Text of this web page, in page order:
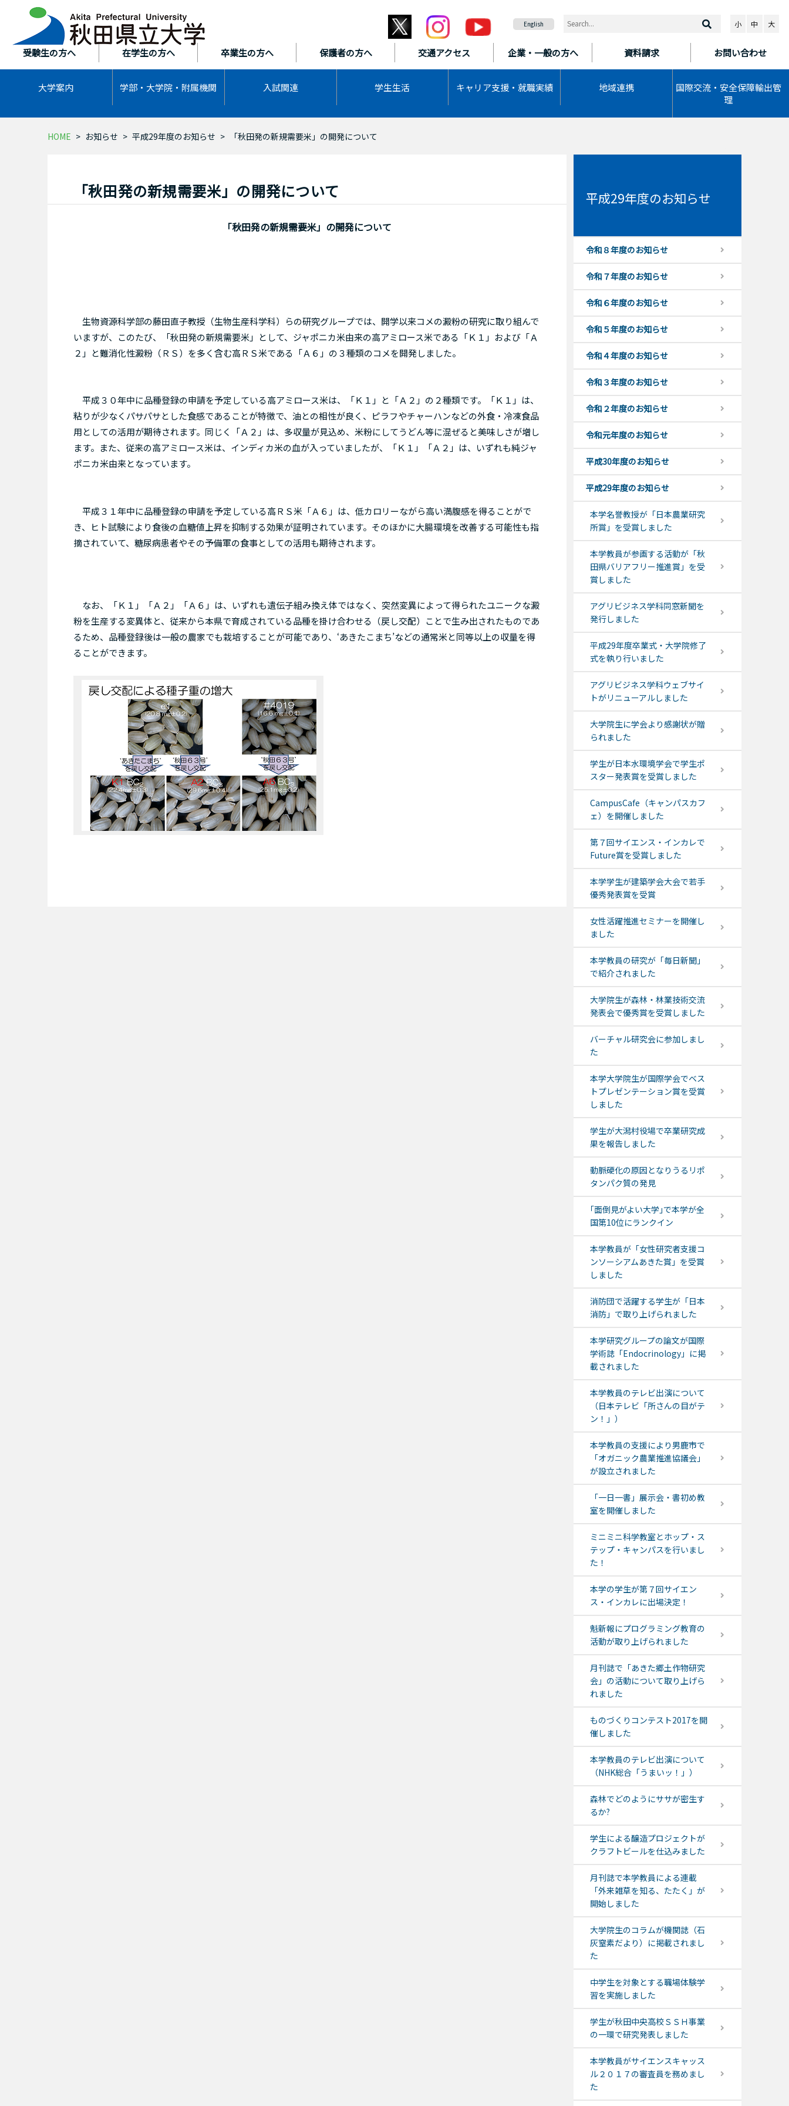
受験生の方へ 在学生の方へ 卒業生の方へ 保護者の方へ 交通アクセス 企業・一般の方へ 資料請求 お問い合わせ
大学案内 学部・大学院・ 附属機関 入試関連 学生生活 キャリア支援・ 就職実績 地域連携
国際交流・安全保障輸出管
理
English 小 中 大
HOME お知らせ 平成29年度のお知らせ 「秋田発の新規需要米」の開発について
「秋田発の新規需要米」の開発について
「秋田発の新規需要米」の開発について
生物資源科学部の藤田直子教授（生物生産科学科）らの研究グループでは、開学以来コメの澱粉の研究に取り組んで
いますが、このたび、「秋田発の新規需要米」として、ジャポニカ米由来の高アミロース米である「Ｋ１」および「Ａ
２」と難消化性澱粉（ＲＳ）を多く含む高ＲＳ米である「Ａ６」の３種類のコメを開発しました。
平成３０年中に品種登録の申請を予定している高アミロース米は、「Ｋ１」と「Ａ２」の２種類です。「Ｋ１」は、
粘りが少なくパサパサとした食感であることが特徴で、油との相性が良く、ピラフやチャーハンなどの外食・冷凍食品
用としての活用が期待されます。同じく「Ａ２」は、多収量が見込め、米粉にしてうどん等に混ぜると美味しさが増し
ます。また、従来の高アミロース米は、インディカ米の血が入っていましたが、「Ｋ１」「Ａ２」は、いずれも純ジャ
ポニカ米由来となっています。
平成３１年中に品種登録の申請を予定している高ＲＳ米「Ａ６」は、低カロリーながら高い満腹感を得ることがで
き、ヒト試験により食後の血糖値上昇を抑制する効果が証明されています。そのほかに大腸環境を改善する可能性も指
摘されていて、糖尿病患者やその予備軍の食事としての活用も期待されます。
なお、「Ｋ１」「Ａ２」「Ａ６」は、いずれも遺伝子組み換え体ではなく、突然変異によって得られたユニークな澱
粉を生産する変異体と、従来から本県で育成されている品種を掛け合わせる（戻し交配）ことで生み出されたものであ
るため、品種登録後は一般の農家でも栽培することが可能であり、‘あきたこまち’などの通常米と同等以上の収量を得
ることができます。
平成29年度のお知らせ
令和８年度のお知らせ
令和７年度のお知らせ
令和６年度のお知らせ
令和５年度のお知らせ
令和４年度のお知らせ
令和３年度のお知らせ
令和２年度のお知らせ
令和元年度のお知らせ
平成30年度のお知らせ
平成29年度のお知らせ
本学名誉教授が「日本農業研究
所賞」を受賞しました
本学教員が参画する活動が「秋
田県バリアフリー推進賞」を受
賞しました
アグリビジネス学科同窓新聞を
発行しました
平成29年度卒業式・大学院修了
式を執り行いました
アグリビジネス学科ウェブサイ
トがリニューアルしました
大学院生に学会より感謝状が贈
られました
学生が日本水環境学会で学生ポ
スター発表賞を受賞しました
CampusCafe（キャンパスカフ
ェ）を開催しました
第７回サイエンス・インカレで
Future賞を受賞しました
本学学生が建築学会大会で若手
優秀発表賞を受賞
女性活躍推進セミナーを開催し
ました
本学教員の研究が「毎日新聞」
で紹介されました
大学院生が森林・林業技術交流
発表会で優秀賞を受賞しました
バーチャル研究会に参加しまし
た
本学大学院生が国際学会でベス
トプレゼンテーション賞を受賞
しました
学生が大潟村役場で卒業研究成
果を報告しました
動脈硬化の原因となりうるリポ
タンパク質の発見
｢面倒見がよい大学｣で本学が全
国第10位にランクイン
本学教員が「女性研究者支援コ
ンソーシアムあきた賞」を受賞
しました
消防団で活躍する学生が「日本
消防」で取り上げられました
本学研究グループの論文が国際
学術誌「Endocrinology」に掲
載されました
本学教員のテレビ出演について
（日本テレビ「所さんの目がテ
ン！」）
本学教員の支援により男鹿市で
「オガニック農業推進協議会」
が設立されました
「一日一書」展示会・書初め教
室を開催しました
ミニミニ科学教室とホップ・ス
テップ・キャンパスを行いまし
た！
本学の学生が第７回サイエン
ス・インカレに出場決定！
魁新報にプログラミング教育の
活動が取り上げられました
月刊誌で「あきた郷土作物研究
会」の活動について取り上げら
れました
ものづくりコンテスト2017を開
催しました
本学教員のテレビ出演について
（NHK総合「うまいッ！」）
森林でどのようにササが密生す
るか?
学生による醸造プロジェクトが
クラフトビールを仕込みました
月刊誌で本学教員による連載
「外来雑草を知る、たたく」が
開始しました
大学院生のコラムが機関誌（石
灰窒素だより）に掲載されまし
た
中学生を対象とする職場体験学
習を実施しました
学生が秋田中央高校ＳＳＨ事業
の一環で研究発表しました
本学教員がサイエンスキャッス
ル２０１７の審査員を務めまし
た